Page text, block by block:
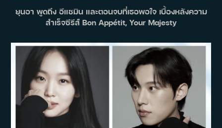
ยุนอา พูดถึง อีแชมิน และตอนจบที่เธอพอใจ เบื้องหลังความ
สำเร็จซีรีส์ Bon Appétit, Your Majesty